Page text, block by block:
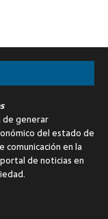
de generar
del estado de
comunicación en la
de noticias en